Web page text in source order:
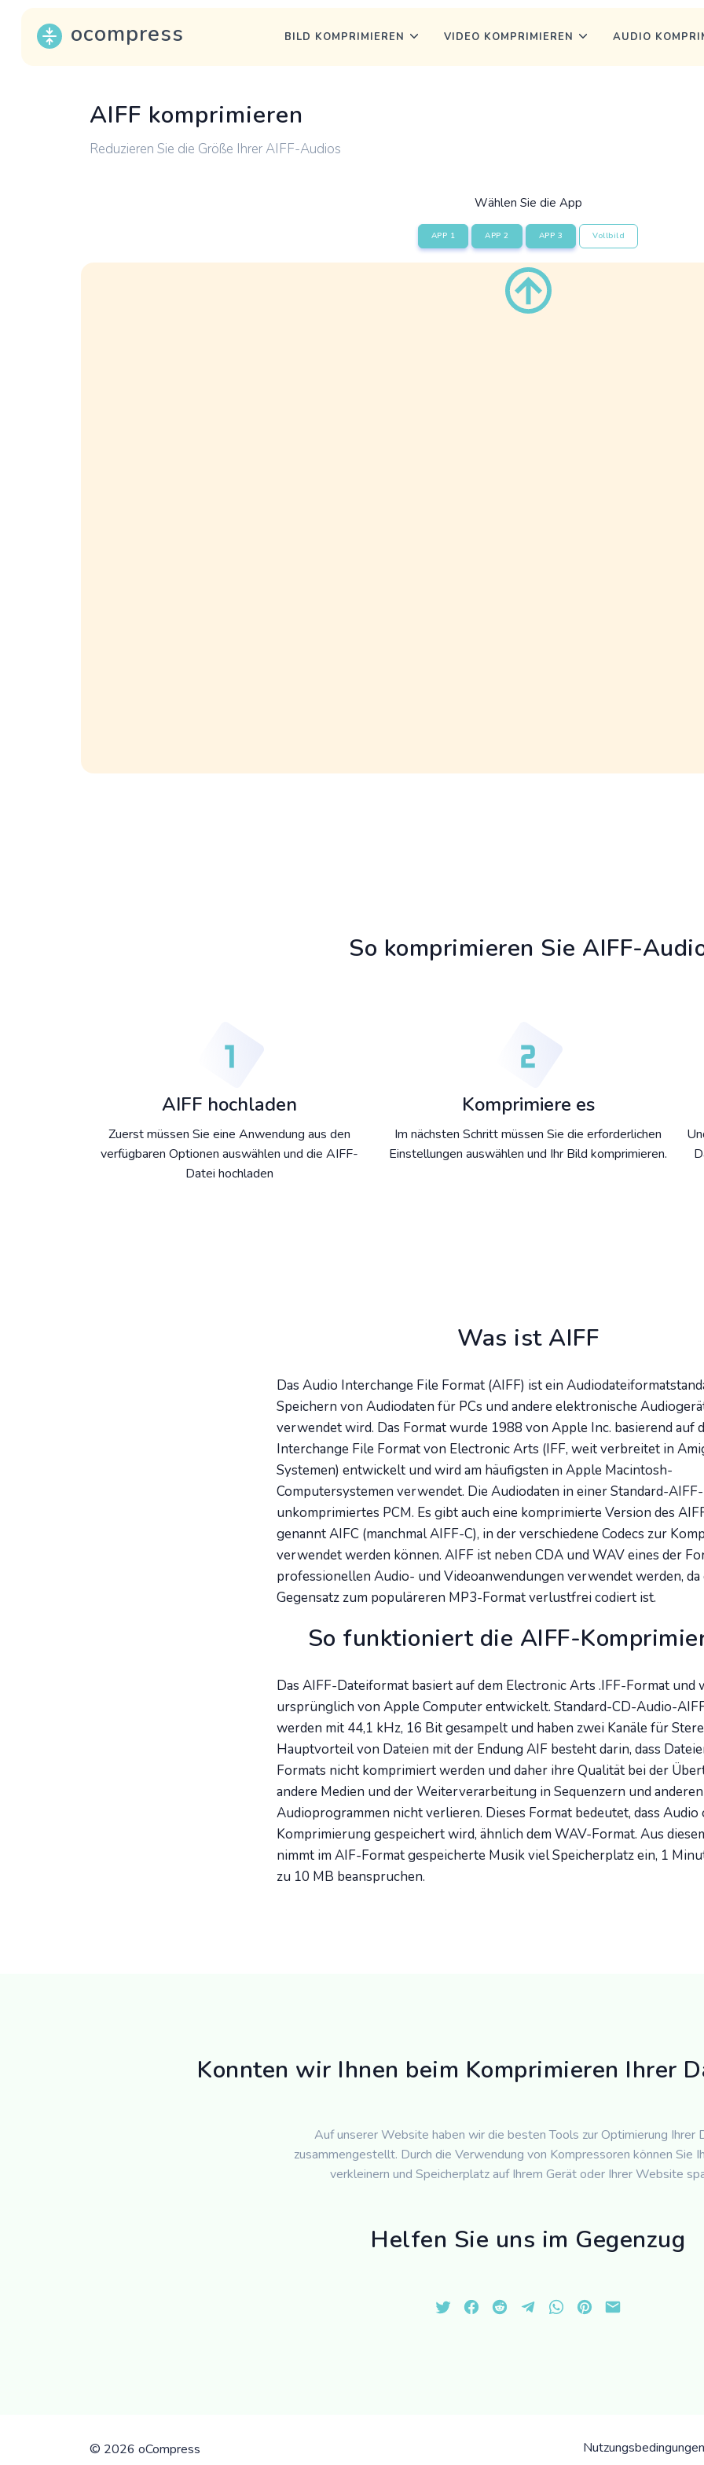
ocompress BILD KOMPRIMIEREN VIDEO KOMPRIMIEREN AUDIO
AIFF komprimieren
Reduzieren Sie die Größe Ihrer AIFF-Audios
Wählen Sie die App
APP 1 APP 2 APP 3 Vollbild
So komprimieren Sie AIFF-
AIFF hochladen
Zuerst müssen Sie eine Anwendung aus den
verfügbaren Optionen auswählen und die AIFF-
Datei hochladen
Komprimiere es
Im nächsten Schritt müssen Sie die erforderlichen
Einstellungen auswählen und Ihr Bild komprimieren.
Was ist AIFF
Das Audio Interchange File Format (AIFF) ist ein
Speichern von Audiodaten für PCs und andere elektronische
verwendet wird. Das Format wurde 1988 von Apple Inc. basierend auf
Interchange File Format von Electronic Arts (IFF, weit verbreitet in
Systemen) entwickelt und wird am häufigsten in Apple Macintosh-
Computersystemen verwendet. Die Audiodaten in einer Standard-
unkomprimiertes PCM. Es gibt auch eine komprimierte Version des
genannt AIFC (manchmal AIFF-C), in der verschiedene Codecs zur
verwendet werden können. AIFF ist neben CDA und WAV eines der
professionellen Audio- und Videoanwendungen verwendet werden, da
Gegensatz zum populäreren MP3-Format verlustfrei codiert ist.
So funktioniert die AIFF-
Das AIFF-Dateiformat basiert auf dem Electronic Arts .IFF-Format und
ursprünglich von Apple Computer entwickelt. Standard-CD-Audio-
werden mit 44,1 kHz, 16 Bit gesampelt und haben zwei Kanäle für
Hauptvorteil von Dateien mit der Endung AIF besteht darin, dass
Formats nicht komprimiert werden und daher ihre Qualität bei der
andere Medien und der Weiterverarbeitung in Sequenzern und anderen
Audioprogrammen nicht verlieren. Dieses Format bedeutet, dass Audio
Komprimierung gespeichert wird, ähnlich dem WAV-Format. Aus
nimmt im AIF-Format gespeicherte Musik viel Speicherplatz ein, 1
zu 10 MB beanspruchen.
Konnten wir Ihnen beim Komprimieren Ihrer
Auf unserer Website haben wir die besten Tools zur Optimierung Ihrer
zusammengestellt. Durch die Verwendung von Kompressoren können Sie
verkleinern und Speicherplatz auf Ihrem Gerät oder Ihrer Website
Helfen Sie uns im Gegenzug
© 2026 oCompress Nutzungsbedingungen